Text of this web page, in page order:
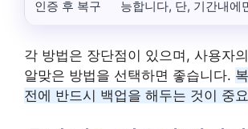
인증 후 복구 능합니다, 단, 기간내에
각 방법은 장단점이 있으며, 사용자
알맞은 방법을 선택하면 좋습니다.
전에 반드시 백업을 해두는 것이 중요